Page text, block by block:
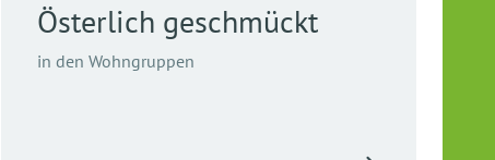
Österlich geschmückt
in den Wohngruppen